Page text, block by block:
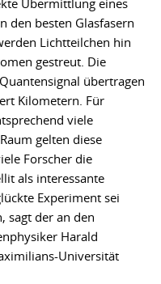
den besten Glasfasern
Lichtteilchen hin
gestreut. Die
übertragen
Kilometern. Für
viele
gelten diese
Forscher die
als interessante
Experiment sei
sagt der an den
Harald
Universität